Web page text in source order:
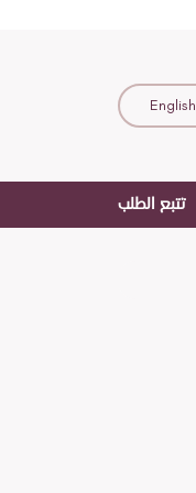
English
تتبع الطلب